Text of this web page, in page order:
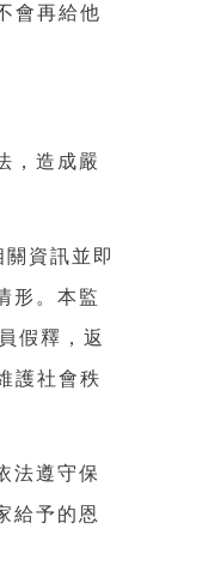
會再給他
，造成嚴
資訊並即
形。本監
假釋，返
護社會秩
法遵守保
給予的恩